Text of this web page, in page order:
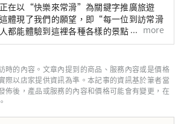
在以“快樂來常滑”為關鍵字推廣旅遊
體現了我們的願望，即“每一位到訪常滑
都能體驗到這裡各種各樣的景點，感受到
喜悅，並將‘幸福的力量’帶回家，為明
more
時的內容。文章內提到的商品、服務內容或是價格
際以店家提供資訊為準。本記事的資訊基於筆者當
佈後，產品或服務的內容和價格可能會有變更，在